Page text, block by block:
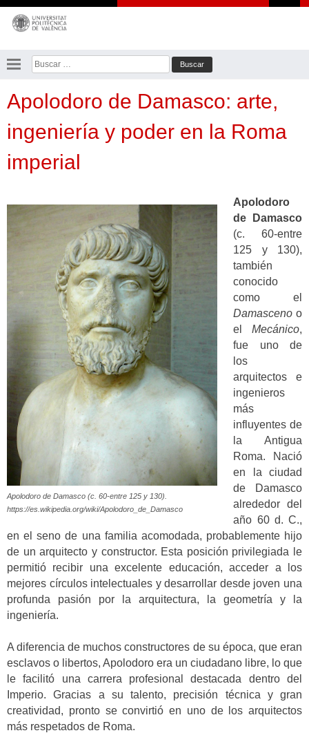
Saltar
contenido
Buscar:
Apolodoro de Damasco: arte,
ingeniería y poder en la Roma
imperial
Apolodoro de Damasco (c. 60-entre 125 y 130).
https://es.wikipedia.org/wiki/Apolodoro_de_Damasco
Apolodoro
de Damasco
(c. 60-entre
125 y 130),
también
conocido
como el
Damasceno o
el Mecánico,
fue uno de
los
arquitectos e
ingenieros
más
influyentes de
la Antigua
Roma. Nació
en la ciudad
de Damasco
alrededor del
año 60 d. C.,
en el seno de una familia acomodada, probablemente hijo
de un arquitecto y constructor. Esta posición privilegiada le
permitió recibir una excelente educación, acceder a los
mejores círculos intelectuales y desarrollar desde joven una
profunda pasión por la arquitectura, la geometría y la
ingeniería.
A diferencia de muchos constructores de su época, que eran
esclavos o libertos, Apolodoro era un ciudadano libre, lo que
le facilitó una carrera profesional destacada dentro del
Imperio. Gracias a su talento, precisión técnica y gran
creatividad, pronto se convirtió en uno de los arquitectos
más respetados de Roma.